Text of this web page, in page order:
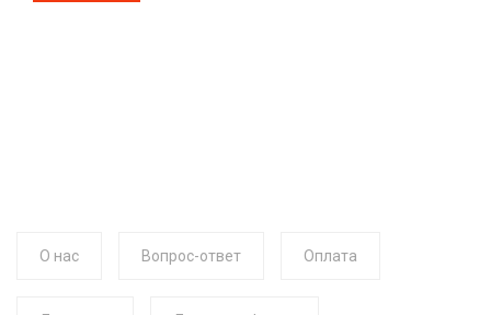
О нас Вопрос-ответ Оплата